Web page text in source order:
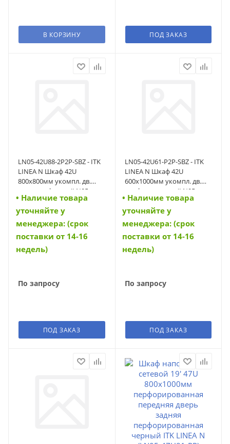
В КОРЗИНУ ПОД ЗАКАЗ
LN05-42U88-2P2P-SBZ - ITK
LINEA N Шкаф 42U
800х800мм укомпл. дв.
расп. перф. чер. (LN05-
42U88-2P2P-SBZ)
• Наличие товара
уточняйте у
менеджера: (срок
поставки от 14-16
недель)
По запросу
ПОД ЗАКАЗ
LN05-42U61-P2P-SBZ - ITK
LINEA N Шкаф 42U
600х1000мм укомпл. дв.
перф. расп. чер. (LN05-
42U61-P2P-SBZ)
• Наличие товара
уточняйте у
менеджера: (срок
поставки от 14-16
недель)
По запросу
ПОД ЗАКАЗ